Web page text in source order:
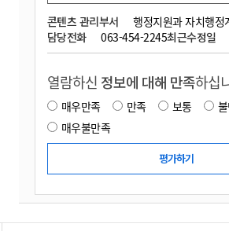
콘텐츠 관리부서
행정지원과 자치행정
담당전화
063-454-2245최근수정일
열람하신 정보에 대해 만족하십
매우만족 만족 보통
매우불만족